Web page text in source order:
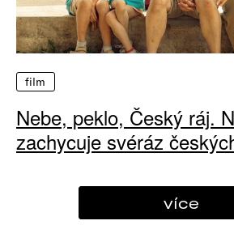
film
Nebe, peklo, Český ráj.
zachycuje svéráz
více